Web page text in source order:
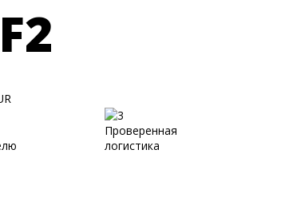
F2
Проверенная
логистика